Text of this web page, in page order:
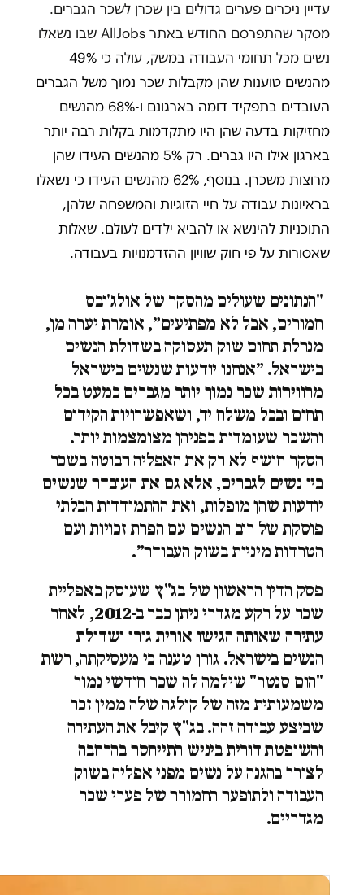
עדיין ניכרים פערים גדולים בין שכרן לשכר הגברים.
מסקר שהתפרסם החודש באתר AllJobs שבו נשאלו
נשים מכל תחומי העבודה במשק, עולה כי 49%
מהנשים טוענות שהן מקבלות שכר נמוך משל הגברים
העובדים בתפקיד דומה בארגונם ו-68% מהנשים
מחזיקות בדעה שהן היו מתקדמות בקלות רבה יותר
בארגון אילו היו גברים. רק 5% מהנשים העידו שהן
מרוצות משכרן. בנוסף, 62% מהנשים העידו כי נשאלו
בראיונות עבודה על חיי הזוגיות והמשפחה שלהן,
התוכניות להינשא או להביא ילדים לעולם. שאלות
שאסורות על פי חוק שוויון ההזדמנויות בעבודה.
"הנתונים שעולים מהסקר של אולג'ובס
חמורים, אבל לא מפתיעים״, אומרת יערה מן,
מנהלת תחום שוק תעסוקה בשדולת הנשים
בישראל. ״אנחנו יודעות שנשים בישראל
מרוויחות שכר נמוך יותר מגברים כמעט בכל
תחום ובכל משלח יד, ושאפשרויות הקידום
והשכר שעומדות בפניהן מצומצמות יותר.
הסקר חושף לא רק את האפליה הבוטה בשכר
בין נשים לגברים, אלא גם את העובדה שנשים
יודעות שהן מופלות, ואת ההתמודדות הבלתי
פוסקת של רוב הנשים עם הפרת זכויות ועם
הטרדות מיניות בשוק העבודה״.
פסק הדין הראשון של בג"ץ שעוסק באפליית
שכר על רקע מגדרי ניתן כבר ב-2012, לאחר
עתירה שאותה הגישו אורית גורן ושדולת
הנשים בישראל. גורן טענה כי מעסיקתה, רשת
"הום סנטר" שילמה לה שכר חודשי נמוך
משמעותית מזה של קולגה שלה ממין זכר
שביצע עבודה זהה. בג"ץ קיבל את העתירה
והשופטת דורית ביניש התייחסה בהרחבה
לצורך בהגנה על נשים מפני אפליה בשוק
העבודה ולתופעה החמורה של פערי שכר
מגדריים.